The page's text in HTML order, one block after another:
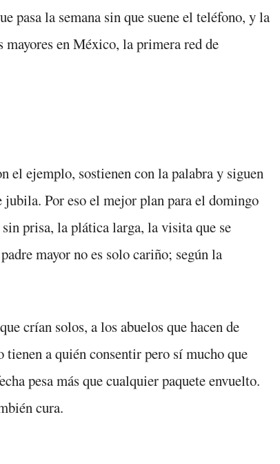
pasa la semana sin que suene el teléfono, y la
en México, la primera red de
el ejemplo, sostienen con la palabra y siguen
jubila. Por eso el mejor plan para el domingo
prisa, la plática larga, la visita que se
mayor no es solo cariño; según la
crían solos, a los abuelos que hacen de
tienen a quién consentir pero sí mucho que
pesa más que cualquier paquete envuelto.
cura.